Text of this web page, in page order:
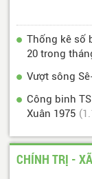
Thống kê số
20 trong
Vượt sông
Công binh
Xuân 1975
CHÍNH TRỊ -